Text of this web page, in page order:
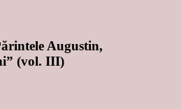
Augustin,
(vol. III)